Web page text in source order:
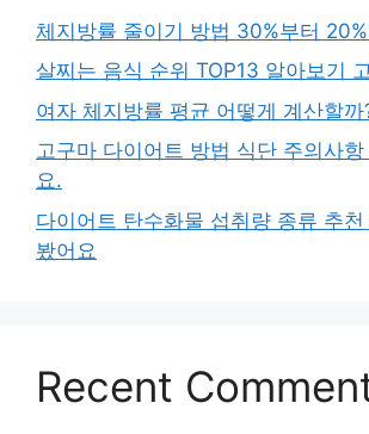
체지방률 줄이기 방법 30%부터
살찌는 음식 순위 TOP13 알아보기
여자 체지방률 평균 어떻게 계산할까
고구마 다이어트 방법 식단 주의사항
요.
다이어트 탄수화물 섭취량 종류 추
봤어요
Recent